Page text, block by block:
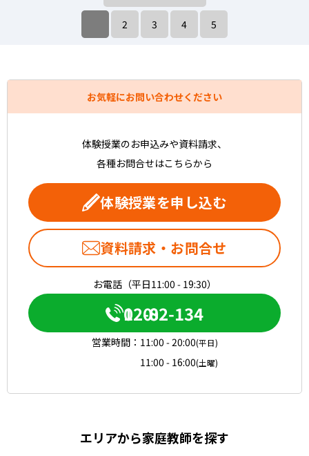
2 3 4 5
お気軽にお問い合わせください
体験授業のお申込みや資料請求、
各種お問合せはこちらから
体験授業を申し込む
資料請求・お問合せ
お電話（平日11:00 - 19:30）
0120-082-134
営業時間： 11:00 - 20:00(平日)
11:00 - 16:00(土曜)
エリアから家庭教師を探す